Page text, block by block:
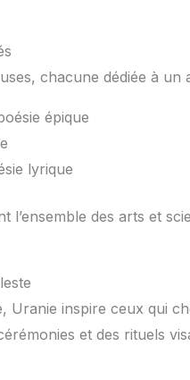
chacune dédiée à
épique
lyrique
l’ensemble des arts et
Uranie inspire ceux qui
et des rituels